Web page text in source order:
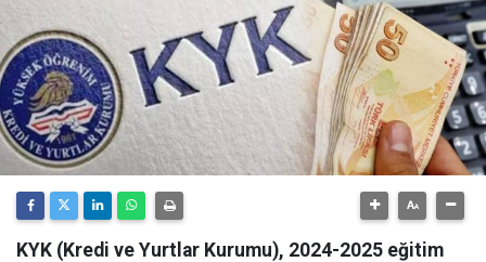
KYK (Kredi ve Yurtlar Kurumu), 2024-2025 eğitim